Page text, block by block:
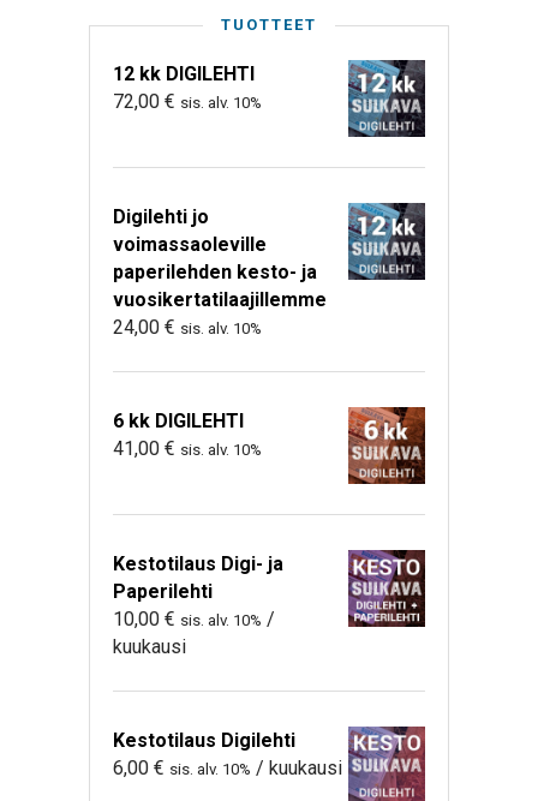
TUOTTEET
12 kk DIGILEHTI
72,00 € sis. alv. 10%
Digilehti jo
voimassaoleville
paperilehden kesto- ja
vuosikertatilaajillemme
24,00 € sis. alv. 10%
6 kk DIGILEHTI
41,00 € sis. alv. 10%
Kestotilaus Digi- ja
Paperilehti
10,00 € sis. alv. 10% /
kuukausi
Kestotilaus Digilehti
6,00 € sis. alv. 10% / kuukausi